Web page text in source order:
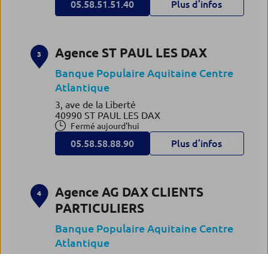
05.58.51.51.40 Plus d’infos
3 Agence ST PAUL LES DAX
Banque Populaire Aquitaine Centre
Atlantique
3, ave de la Liberté
40990 ST PAUL LES DAX
Fermé aujourd'hui
05.58.58.88.90 Plus d’infos
4
Agence AG DAX CLIENTS
PARTICULIERS
Banque Populaire Aquitaine Centre
Atlantique